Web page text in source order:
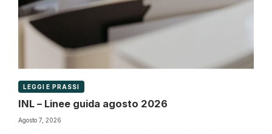
LEGGI E PRASSI
INL – Linee guida agosto 2026
Agosto 7, 2026